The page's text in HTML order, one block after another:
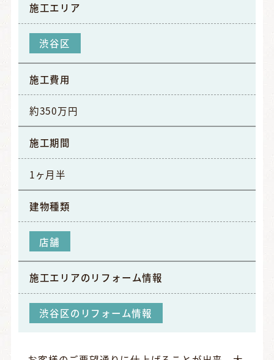
施工エリア
渋谷区
施工費用
約350万円
施工期間
1ヶ月半
建物種類
店舗
施工エリアのリフォーム情報
渋谷区のリフォーム情報